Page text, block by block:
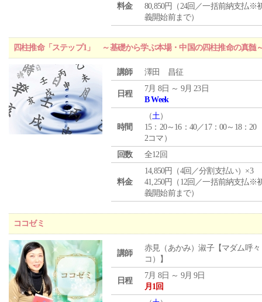
料金
80,850円（24回／一括前納支払※
義開始前まで）
四柱推命「ステップ1」 ～基礎から学ぶ本場・中国の四柱推命の真髄
講師 澤田 昌征
日程
7月 8日 ～ 9月 23日
B Week
時間
（土）
15：20～16：40／17：00～18：20
2コマ）
回数
全12回
料金
14,850円（4回／分割支払い）×3
41,250円（12回／一括前納支払※
義開始前まで）
ココゼミ
講師
赤見（あかみ）淑子【マダム呼々
コ）】
日程
7月 8日 ～ 9月 9日
月1回